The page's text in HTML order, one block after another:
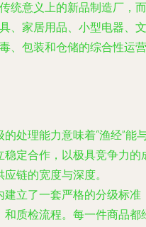
统意义上的新品制造厂，而
、家居用品、小型电器、文
、包装和仓储的综合性运营
的处理能力意味着“渔经”能
定合作，以极具竞争力的
链的宽度与深度。
建立了一套严格的分级标准
和质检流程。每一件商品都